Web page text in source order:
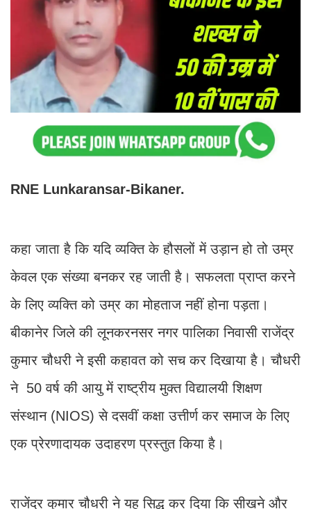
RNE Lunkaransar-Bikaner.
कहा जाता है कि यदि व्यक्ति के हौसलों में उड़ान हो तो उम्र
केवल एक संख्या बनकर रह जाती है। सफलता प्राप्त करने
के लिए व्यक्ति को उम्र का मोहताज नहीं होना पड़ता।
बीकानेर जिले की लूनकरनसर नगर पालिका निवासी राजेंद्र
कुमार चौधरी ने इसी कहावत को सच कर दिखाया है। चौधरी
ने 50 वर्ष की आयु में राष्ट्रीय मुक्त विद्यालयी शिक्षण
संस्थान (NIOS) से दसवीं कक्षा उत्तीर्ण कर समाज के लिए
एक प्रेरणादायक उदाहरण प्रस्तुत किया है।
राजेंद्र कुमार चौधरी ने यह सिद्ध कर दिया कि सीखने और